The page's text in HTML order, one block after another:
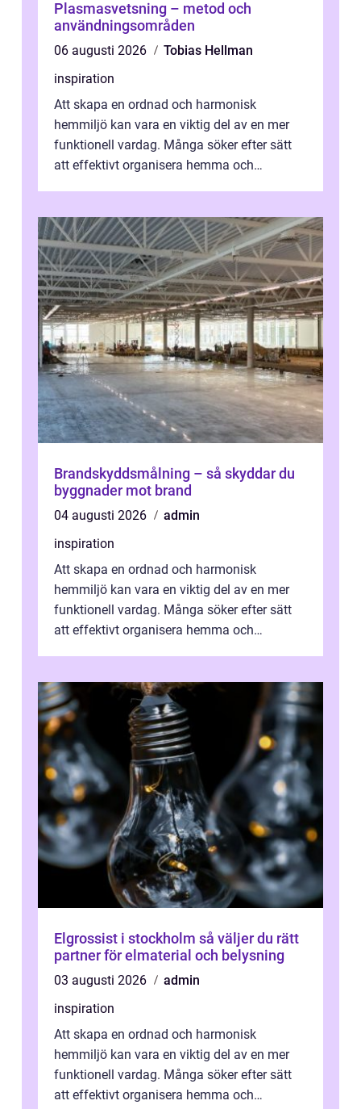
Plasmasvetsning – metod och
användningsområden
06 augusti 2026
Tobias Hellman
inspiration
Att skapa en ordnad och harmonisk
hemmiljö kan vara en viktig del av en mer
funktionell vardag. Många söker efter sätt
att effektivt organisera hemma och
Brandskyddsmålning – så skyddar du
byggnader mot brand
04 augusti 2026
admin
inspiration
Att skapa en ordnad och harmonisk
hemmiljö kan vara en viktig del av en mer
funktionell vardag. Många söker efter sätt
att effektivt organisera hemma och
Elgrossist i stockholm så väljer du rätt
partner för elmaterial och belysning
03 augusti 2026
admin
inspiration
Att skapa en ordnad och harmonisk
hemmiljö kan vara en viktig del av en mer
funktionell vardag. Många söker efter sätt
att effektivt organisera hemma och